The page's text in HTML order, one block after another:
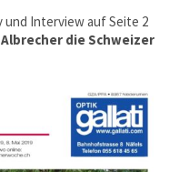
und Interview auf Seite 2
die Schweizer